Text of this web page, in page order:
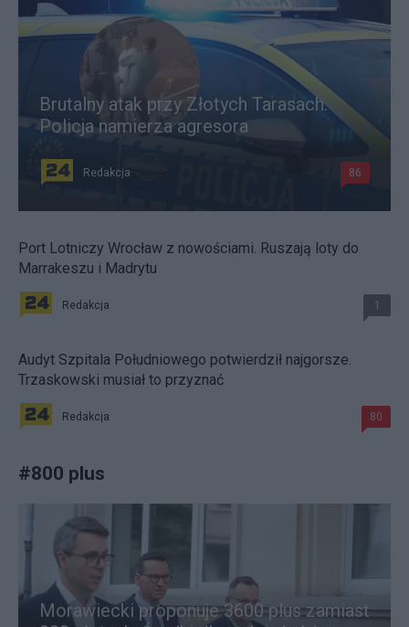
Brutalny atak przy Złotych Tarasach.
Policja namierza agresora
Redakcja 86
Port Lotniczy Wrocław z nowościami. Ruszają loty do
Marrakeszu i Madrytu
Redakcja 1
Audyt Szpitala Południowego potwierdził najgorsze.
Trzaskowski musiał to przyznać
Redakcja 80
#800 plus
Morawiecki proponuje 3600 plus zamiast